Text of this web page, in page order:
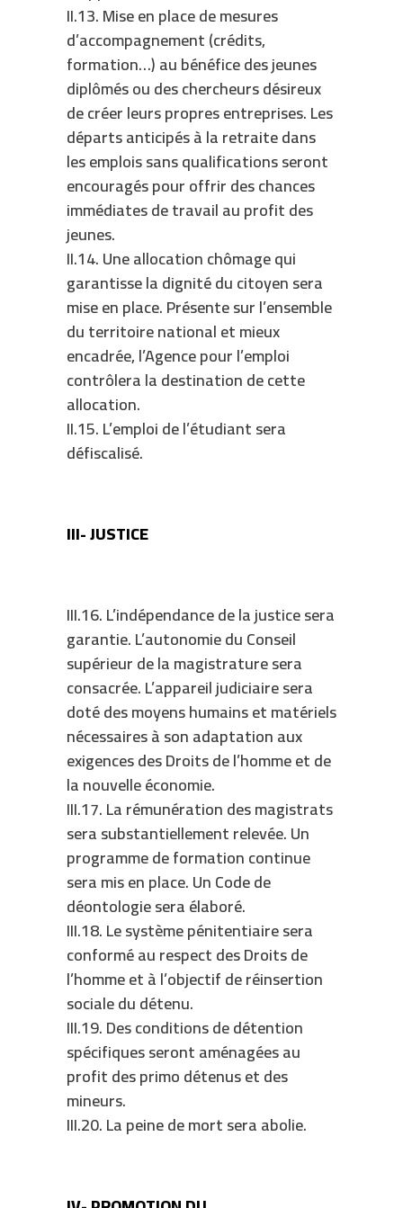
II.13. Mise en place de mesures
d’accompagnement (crédits,
formation…) au bénéfice des jeunes
diplômés ou des chercheurs désireux
de créer leurs propres entreprises. Les
départs anticipés à la retraite dans
les emplois sans qualifications seront
encouragés pour offrir des chances
immédiates de travail au profit des
jeunes.
II.14. Une allocation chômage qui
garantisse la dignité du citoyen sera
mise en place. Présente sur l’ensemble
du territoire national et mieux
encadrée, l’Agence pour l’emploi
contrôlera la destination de cette
allocation.
II.15. L’emploi de l’étudiant sera
défiscalisé.
III- JUSTICE
III.16. L’indépendance de la justice sera
garantie. L’autonomie du Conseil
supérieur de la magistrature sera
consacrée. L’appareil judiciaire sera
doté des moyens humains et matériels
nécessaires à son adaptation aux
exigences des Droits de l’homme et de
la nouvelle économie.
III.17. La rémunération des magistrats
sera substantiellement relevée. Un
programme de formation continue
sera mis en place. Un Code de
déontologie sera élaboré.
III.18. Le système pénitentiaire sera
conformé au respect des Droits de
l’homme et à l’objectif de réinsertion
sociale du détenu.
III.19. Des conditions de détention
spécifiques seront aménagées au
profit des primo détenus et des
mineurs.
III.20. La peine de mort sera abolie.